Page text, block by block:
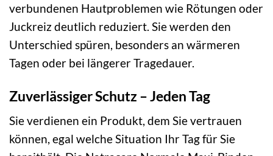
verbundenen Hautproblemen wie Rötungen oder
Juckreiz deutlich reduziert. Sie werden den
Unterschied spüren, besonders an wärmeren
Tagen oder bei längerer Tragedauer.
Zuverlässiger Schutz – Jeden Tag
Sie verdienen ein Produkt, dem Sie vertrauen
können, egal welche Situation Ihr Tag für Sie